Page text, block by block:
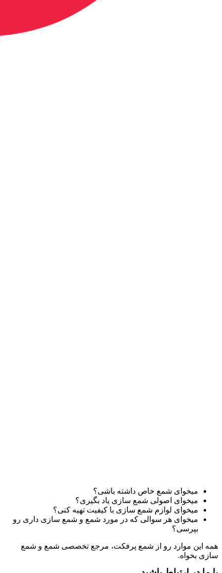
میخوای شمع خاص داشته باشی؟
میخوای اصولی شمع سازی یاد بگیری؟
میخوای لوازم شمع سازی با کیفیت تهیه کنی؟
میخوای هر سوالی که در مورد شمع و شمع سازی داری رو
بپرسی؟
همه این موارد رو از شمع پرفکت، مرجع تخصصی شمع و شمع
سازی بخواه.